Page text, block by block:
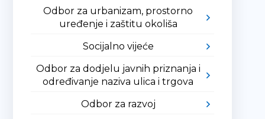
Odbor za urbanizam, prostorno
uređenje i zaštitu okoliša
Socijalno vijeće
Odbor za dodjelu javnih priznanja i
određivanje naziva ulica i trgova
Odbor za razvoj